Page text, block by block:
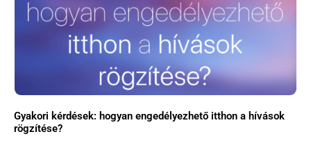
Gyakori kérdések: hogyan engedélyezhető itthon a hívások
rögzítése?